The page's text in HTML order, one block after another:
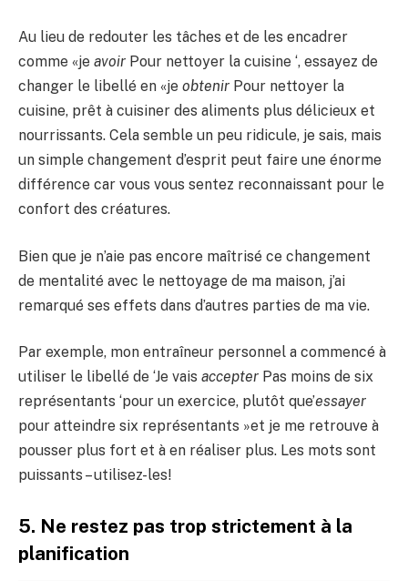
Au lieu de redouter les tâches et de les encadrer
comme «je avoir Pour nettoyer la cuisine ‘, essayez de
changer le libellé en «je obtenir Pour nettoyer la
cuisine, prêt à cuisiner des aliments plus délicieux et
nourrissants. Cela semble un peu ridicule, je sais, mais
un simple changement d’esprit peut faire une énorme
différence car vous vous sentez reconnaissant pour le
confort des créatures.
Bien que je n’aie pas encore maîtrisé ce changement
de mentalité avec le nettoyage de ma maison, j’ai
remarqué ses effets dans d’autres parties de ma vie.
Par exemple, mon entraîneur personnel a commencé à
utiliser le libellé de ‘Je vais accepter Pas moins de six
représentants ‘pour un exercice, plutôt que’essayer
pour atteindre six représentants »et je me retrouve à
pousser plus fort et à en réaliser plus. Les mots sont
puissants – utilisez-les!
5. Ne restez pas trop strictement à la
planification